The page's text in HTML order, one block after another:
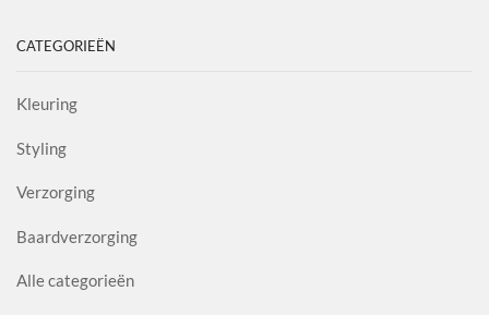
CATEGORIEËN
Kleuring
Styling
Verzorging
Baardverzorging
Alle categorieën